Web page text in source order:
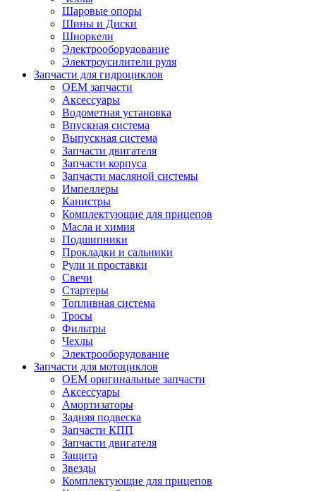
Шаровые опоры
Шины и Диски
Шноркели
Электрооборудование
Электроусилители руля
Запчасти для гидроциклов
OEM запчасти
Аксессуары
Водометная установка
Впускная система
Выпускная система
Запчасти двигателя
Запчасти корпуса
Запчасти масляной системы
Импеллеры
Канистры
Комплектующие для прицепов
Масла и химия
Подшипники
Прокладки и сальники
Рули и проставки
Свечи
Стартеры
Топливная система
Тросы
Фильтры
Чехлы
Электрооборудование
Запчасти для мотоциклов
OEM оригинальные запчасти
Аксессуары
Амортизаторы
Задняя подвеска
Запчасти КПП
Запчасти двигателя
Защита
Звезды
Комплектующие для прицепов